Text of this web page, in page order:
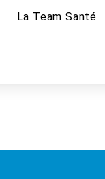
La Team Santé